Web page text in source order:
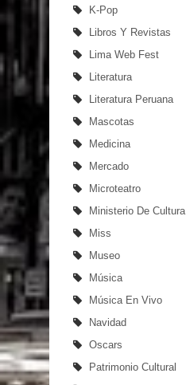
K-Pop
Libros Y Revistas
Lima Web Fest
Literatura
Literatura Peruana
Mascotas
Medicina
Mercado
Microteatro
Ministerio De Cultura
Miss
Museo
Música
Música En Vivo
Navidad
Oscars
Patrimonio Cultural